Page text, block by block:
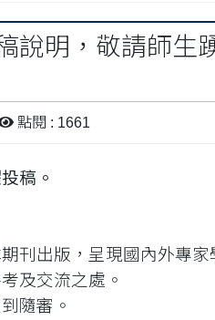
說明，敬請師生
點閱 : 1661
稿。
刊出版，呈現國內外專家
及交流之處。
隨審。